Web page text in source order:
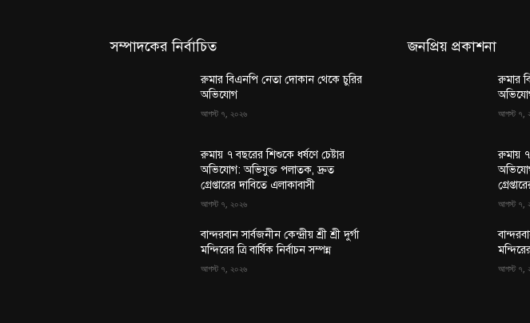
সম্পাদকের নির্বাচিত
রুমার বিএনপি নেতা দোকান থেকে চুরির
অভিযোগ
আগস্ট ৭, ২০২৬
রুমায় ৭ বছরের শিশুকে ধর্ষণে চেষ্টার
অভিযোগ: অভিযুক্ত পলাতক, দ্রুত
গ্রেপ্তারের দাবিতে এলাকাবাসী
আগস্ট ৭, ২০২৬
বান্দরবান সার্বজনীন কেন্দ্রীয় শ্রী শ্রী দুর্গা
মন্দিরের ত্রি বার্ষিক নির্বাচন সম্পন্ন
আগস্ট ৭, ২০২৬
জনপ্রিয় প্রকাশনা
রুমার
আগস্ট ৭,
রুমায় ৭
আগস্ট ৭,
আগস্ট ৭,